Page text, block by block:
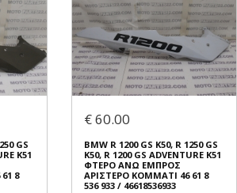
GS
K51
8
€ 60.00
BMW R 1200 GS K50, R 1250 GS
K50, R 1200 GS ADVENTURE K51
ΦΤΕΡO ΑΝΩ ΕΜΠΡΟΣ
ΑΡΙΣΤΕΡΟ ΚΟΜΜΑΤΙ 46 61 8
536 933 / 46618536933